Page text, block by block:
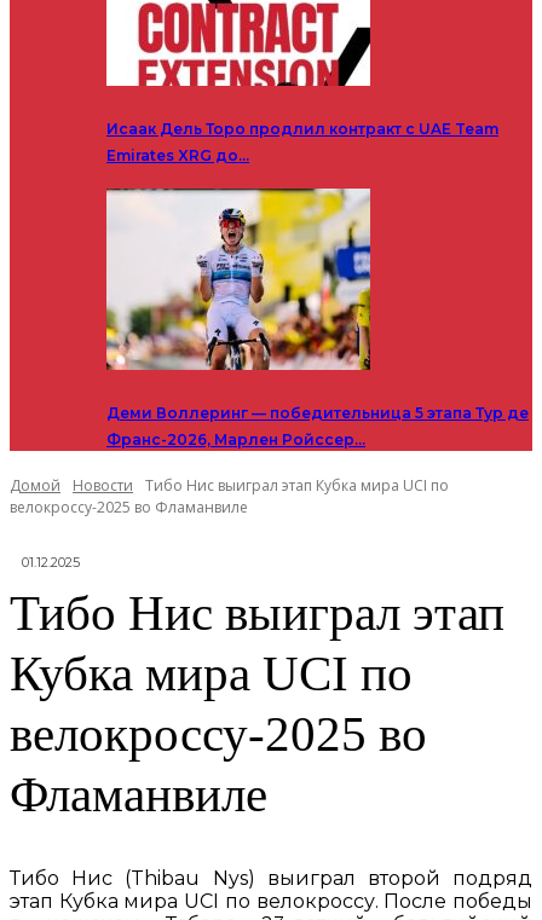
Исаак Дель Торо продлил контракт с UAE Team
Emirates XRG до…
Деми Воллеринг — победительница 5 этапа Тур де
Франс-2026, Марлен Ройссер…
Домой Новости
Тибо Нис выиграл этап Кубка мира UCI по
велокроссу-2025 во Фламанвиле
01.12.2025
Тибо Нис выиграл этап
Кубка мира UCI по
велокроссу-2025 во
Фламанвиле
Тибо Нис (Thibau Nys) выиграл второй подряд
этап Кубка мира UCI по велокроссу. После победы